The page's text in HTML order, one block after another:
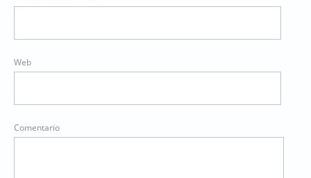
Web
Comentario